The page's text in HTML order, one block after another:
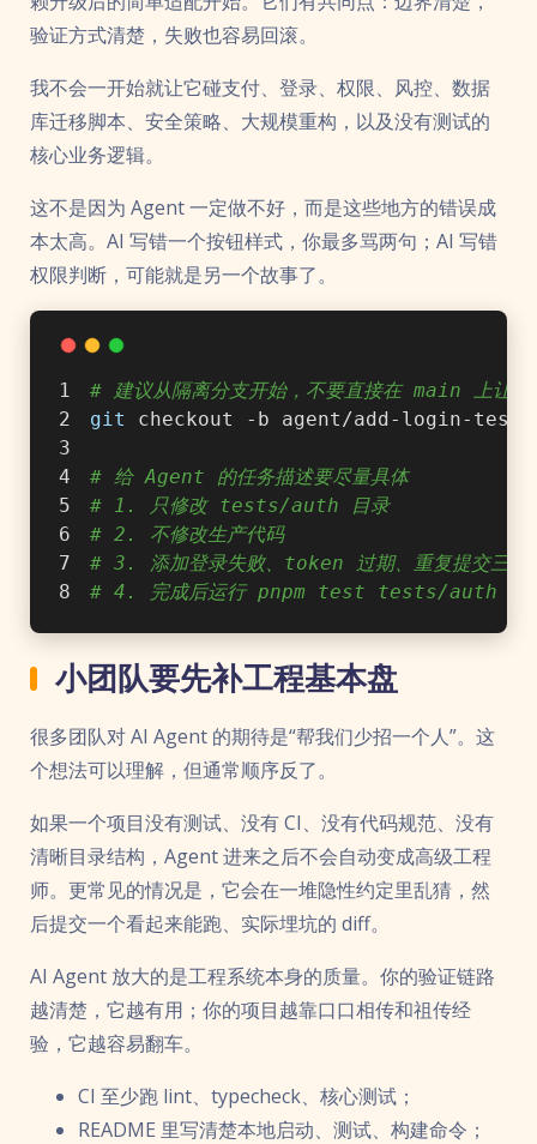
验证方式清楚，失败也容易回滚。
我不会一开始就让它碰支付、登录、权限、风控、数据
库迁移脚本、安全策略、大规模重构，以及没有测试的
核心业务逻辑。
这不是因为 Agent 一定做不好，而是这些地方的错误成
本太高。AI 写错一个按钮样式，你最多骂两句；AI 写错
权限判断，可能就是另一个故事了。
# 建议从隔离分支开始，不要直接在 main 上让
git
checkout -b agent/add-login-tests
# 给 Agent 的任务描述要尽量具体
# 1. 只修改 tests/auth 目录
# 2. 不修改生产代码
# 3. 添加登录失败、token 过期、重复提交三个
# 4. 完成后运行 pnpm test tests/auth
小团队要先补工程基本盘
很多团队对 AI Agent 的期待是“帮我们少招一个人”。这
个想法可以理解，但通常顺序反了。
如果一个项目没有测试、没有 CI、没有代码规范、没有
清晰目录结构，Agent 进来之后不会自动变成高级工程
师。更常见的情况是，它会在一堆隐性约定里乱猜，然
后提交一个看起来能跑、实际埋坑的 diff。
AI Agent 放大的是工程系统本身的质量。你的验证链路
越清楚，它越有用；你的项目越靠口口相传和祖传经
验，它越容易翻车。
CI 至少跑 lint、typecheck、核心测试；
README 里写清楚本地启动、测试、构建命令；